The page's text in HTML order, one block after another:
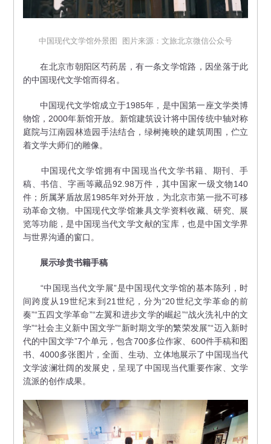
中国现代文学馆外景图 图片来源：文旅北京微信公众号
在北京市朝阳区芍药居，有一条文学馆路，因坐落于此
的中国现代文学馆而得名。
中国现代文学馆成立于1985年，是中国第一座文学类博
物馆，2000年新馆开放。新馆建筑设计将中国传统中轴对称
庭院与江南园林造园手法结合，绿树掩映的建筑周围，伫立
着文学大师们的雕像。
中国现代文学馆拥有中国现当代文学书籍、期刊、手
稿、书信、字画等藏品92.98万件，其中国家一级文物140
件；所属茅盾故居1985年对外开放，为北京市第一批不可移
动革命文物。中国现代文学馆兼具文学资料收藏、研究、展
览等功能，是中国现当代文学文献的宝库，也是中国文学界
与世界沟通的窗口。
展示珍贵书籍手稿
“中国现当代文学展”是中国现代文学馆的基本陈列，时
间跨度从19世纪末到21世纪，分为“20世纪文学革命的前
奏”“五四文学革命”“左翼和进步文学的崛起”“战火洗礼中的文
学”“社会主义新中国文学”“新时期文学的繁荣发展”“迈入新时
代的中国文学”7个单元，包含700多位作家、600件手稿和图
书、4000多张图片，全面、生动、立体地展示了中国现当代
文学波澜壮阔的发展史，呈现了中国现当代重要作家、文学
流派的创作成果。